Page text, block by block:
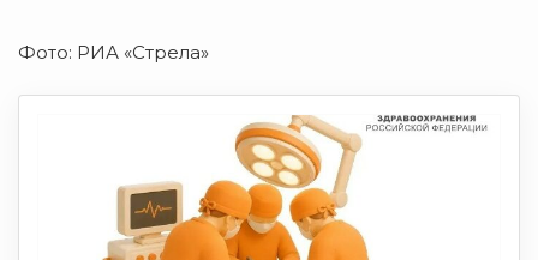
Фото: РИА «Стрела»